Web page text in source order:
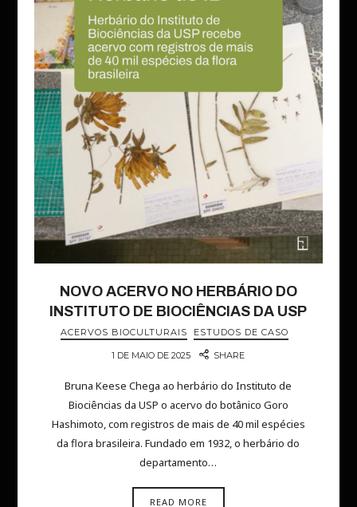
NOVO ACERVO NO HERBÁRIO DO
INSTITUTO DE BIOCIÊNCIAS DA USP
ACERVOS BIOCULTURAIS ESTUDOS DE CASO
1 DE MAIO DE 2025 SHARE
Bruna Keese Chega ao herbário do Instituto de
Biociências da USP o acervo do botânico Goro
Hashimoto, com registros de mais de 40 mil espécies
da flora brasileira. Fundado em 1932, o herbário do
departamento…
READ MORE